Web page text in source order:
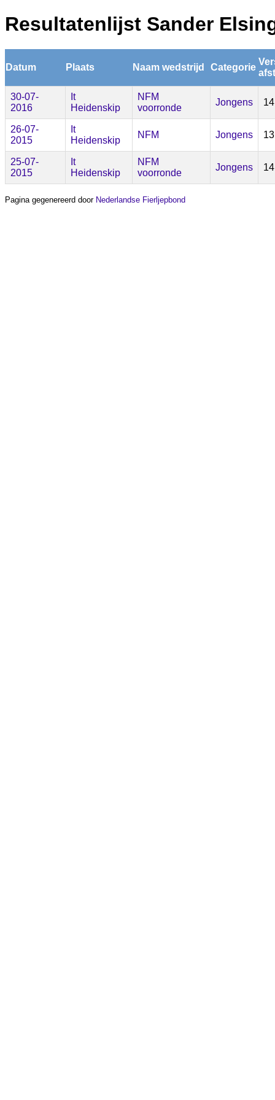
Resultatenlijst Sander
Datum Plaats Naam wedstrijd Categorie
30-07-
2016
It
Heidenskip
NFM
voorronde
Jongens
26-07-
2015
It
Heidenskip
NFM Jongens
25-07-
2015
It
Heidenskip
NFM
voorronde
Jongens
Pagina gegenereerd door Nederlandse Fierljepbond